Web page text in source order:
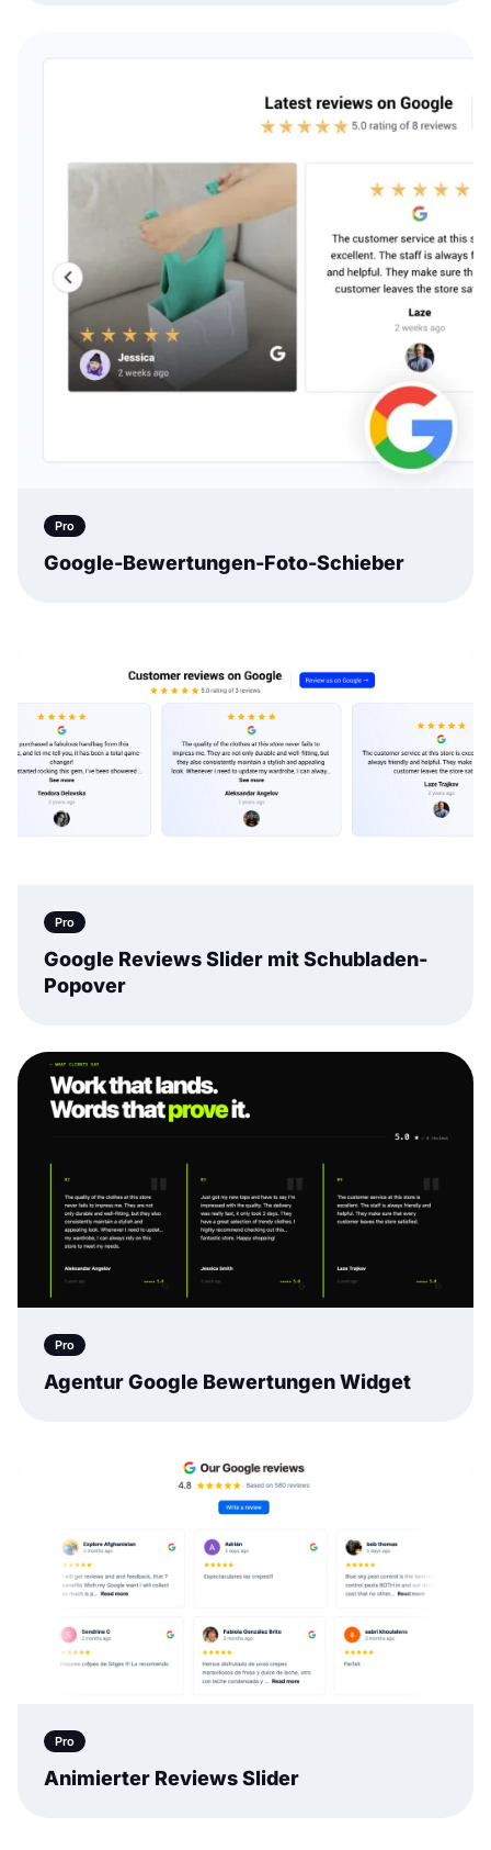
Pro
Google-Bewertungen-Foto-Schieber
Pro
Google Reviews Slider mit Schubladen-
Popover
Pro
Agentur Google Bewertungen Widget
Pro
Animierter Reviews Slider